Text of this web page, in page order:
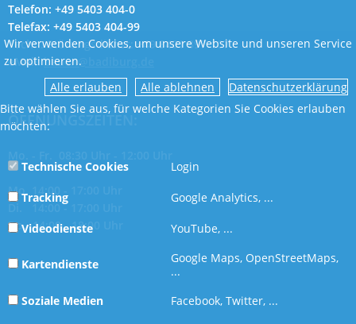
Telefon: +49 5403 404-0
Telefax: +49 5403 404-99
Techn. Störungsdienst: +49 5401 897-107
eMail:bauen@badiburg.de
ÖFFNUNGSZEITEN:
Mo. 14:00 - 17:00 Uhr
Di. 14:00 - 17:00 Uhr
Do. 14:00 - 18:00 Uhr
Wir verwenden Cookies, um unsere Website und unseren Service
zu optimieren.
Datenschutzerklärung
Bitte wählen Sie aus, für welche Kategorien Sie Cookies erlauben
möchten:
Technische Cookies Login
Tracking Google Analytics, ...
Videodienste YouTube, ...
Kartendienste
Google Maps, OpenStreetMaps,
...
Soziale Medien
Facebook, Twitter, ...